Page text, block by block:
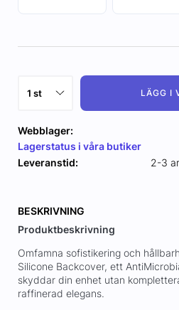
LÄGG I
Webblager:
Lagerstatus i våra butiker
Leveranstid:
2-3
BESKRIVNING
Produktbeskrivning
Omfamna sofistikering och
Silicone Backcover, ett
skyddar din enhet utan
raffinerad elegans.